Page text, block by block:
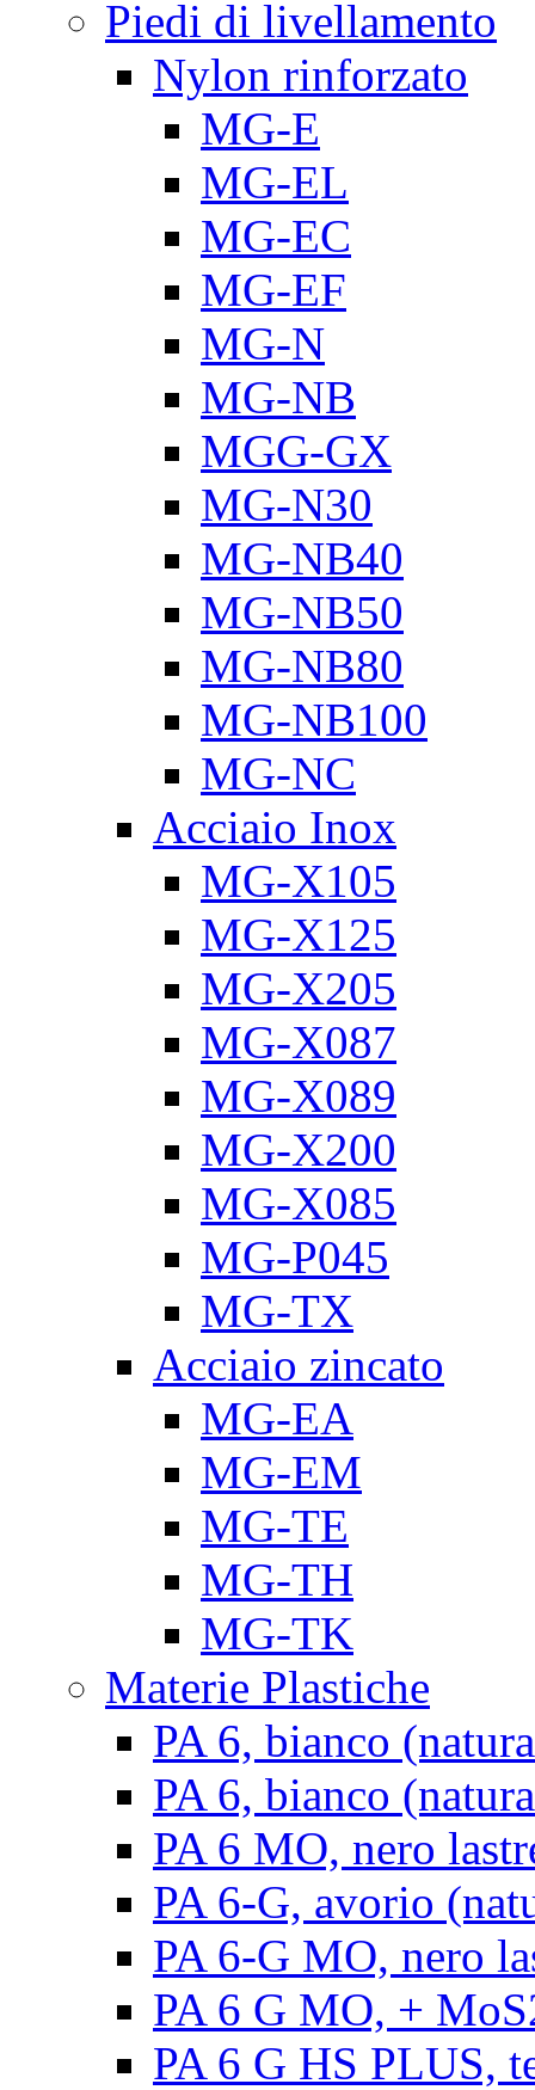
Piedi di livellamento
Nylon rinforzato
MG-E
MG-EL
MG-EC
MG-EF
MG-N
MG-NB
MGG-GX
MG-N30
MG-NB40
MG-NB50
MG-NB80
MG-NB100
MG-NC
Acciaio Inox
MG-X105
MG-X125
MG-X205
MG-X087
MG-X089
MG-X200
MG-X085
MG-P045
MG-TX
Acciaio zincato
MG-EA
MG-EM
MG-TE
MG-TH
MG-TK
Materie Plastiche
PA 6, bianco
PA 6, bianco
PA 6 MO, nero
PA 6-G, avorio
PA 6-G MO, nero
PA 6 G MO, +
PA 6 G HS PLUS,